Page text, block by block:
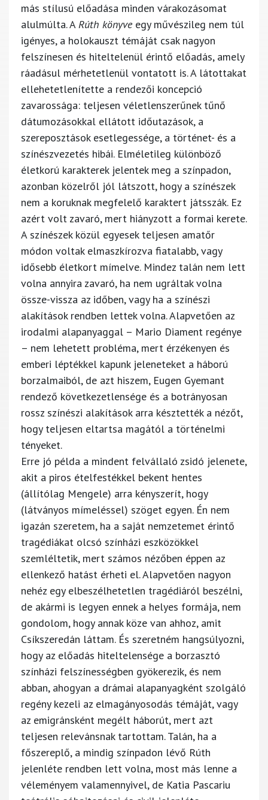
más stílusú előadása minden várakozásomat
alulmúlta. A Rúth könyveegy művészileg nem túl
igényes, a holokauszt témáját csak nagyon
felszínesen és hiteltelenül érintő előadás, amely
ráadásul mérhetetlenül vontatott is. A látottakat
ellehetetlenítette a rendezői koncepció
zavarossága: teljesen véletlenszerűnek tűnő
dátumozásokkal ellátott időutazások, a
szereposztások esetlegessége, a történet- és a
színészvezetés hibái. Elméletileg különböző
életkorú karakterek jelentek meg a színpadon,
azonban közelről jól látszott, hogy a színészek
nem a koruknak megfelelő karaktert játsszák. Ez
azért volt zavaró, mert hiányzott a formai kerete.
A színészek közül egyesek teljesen amatőr
módon voltak elmaszkírozva fiatalabb, vagy
idősebb életkort mímelve. Mindez talán nem lett
volna annyira zavaró, ha nem ugráltak volna
össze-vissza az időben, vagy ha a színészi
alakítások rendben lettek volna. Alapvetően az
irodalmi alapanyaggal – Mario Diament regénye
– nem lehetett probléma, mert érzékenyen és
emberi léptékkel kapunk jeleneteket a háború
borzalmaiból, de azt hiszem, Eugen Gyemant
rendező következetlensége és a botrányosan
rossz színészi alakítások arra késztették a nézőt,
hogy teljesen eltartsa magától a történelmi
tényeket.
Erre jó példa a mindent felvállaló zsidó jelenete,
akit a piros ételfestékkel bekent hentes
(állítólag Mengele) arra kényszerít, hogy
(látványos mímeléssel) szöget egyen. Én nem
igazán szeretem, ha a saját nemzetemet érintő
tragédiákat olcsó színházi eszközökkel
szemléltetik, mert számos nézőben éppen az
ellenkező hatást érheti el. Alapvetően nagyon
nehéz egy elbeszélhetetlen tragédiáról beszélni,
de akármi is legyen ennek a helyes formája, nem
gondolom, hogy annak köze van ahhoz, amit
Csíkszeredán láttam. És szeretném hangsúlyozni,
hogy az előadás hiteltelensége a borzasztó
színházi felszínességben gyökerezik, és nem
abban, ahogyan a drámai alapanyagként szolgáló
regény kezeli az elmagányosodás témáját, vagy
az emigránsként megélt háborút, mert azt
teljesen relevánsnak tartottam. Talán, ha a
főszereplő, a mindig színpadon lévő Rúth
jelenléte rendben lett volna, most más lenne a
véleményem valamennyivel, de Katia Pascariu